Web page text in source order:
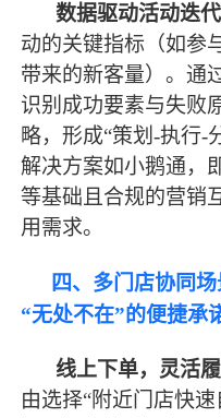
数据驱动活动迭代
动的关键指标（如参
带来的新客量）。通
识别成功要素与失败
略，形成“策划-执行-
解决方案如小鹅通，
等基础且合规的营销
用需求。
四、多门店协同
“无处不在”的便捷承
线上下单，灵活履
由选择“附近门店快